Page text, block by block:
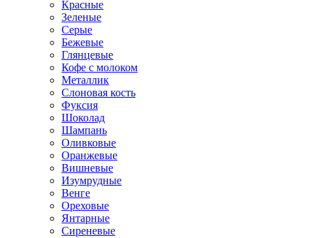
Красные
Зеленые
Серые
Бежевые
Глянцевые
Кофе с молоком
Металлик
Слоновая кость
Фуксия
Шоколад
Шампань
Оливковые
Оранжевые
Вишневые
Изумрудные
Венге
Ореховые
Янтарные
Сиреневые